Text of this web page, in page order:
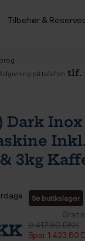
Tilbehør &
på telefon tlf.
Dark Inox
3kg
Se butikslager
9.417,80 DKK
Spar 1.423,80